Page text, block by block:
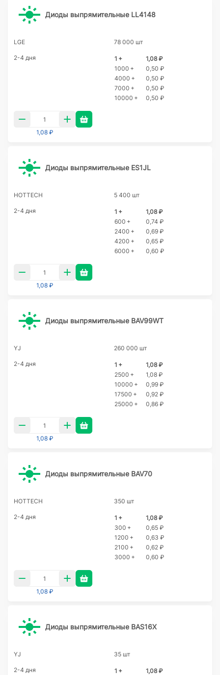
Диоды выпрямительные LL4148
LGE 78 000 шт
2-4 дня 1 +
1,08 ₽
1000 +
0,50 ₽
4000 +
0,50 ₽
7000 +
0,50 ₽
10000 +
0,50 ₽
1,08 ₽
Диоды выпрямительные ES1JL
HOTTECH 5 400 шт
2-4 дня 1 +
1,08 ₽
600 +
0,74 ₽
2400 +
0,69 ₽
4200 +
0,65 ₽
6000 +
0,60 ₽
1,08 ₽
Диоды выпрямительные BAV99WT
YJ 260 000 шт
2-4 дня 1 +
1,08 ₽
2500 +
1,08 ₽
10000 +
0,99 ₽
17500 +
0,92 ₽
25000 +
0,86 ₽
1,08 ₽
Диоды выпрямительные BAV70
HOTTECH 350 шт
2-4 дня 1 +
1,08 ₽
300 +
0,65 ₽
1200 +
0,63 ₽
2100 +
0,62 ₽
3000 +
0,60 ₽
1,08 ₽
Диоды выпрямительные BAS16X
YJ 35 шт
2-4 дня 1 +
1,08 ₽